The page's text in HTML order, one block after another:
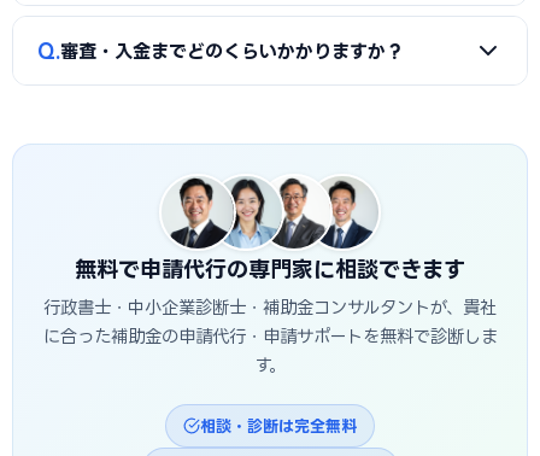
山市の地域特性や自社の強みを盛り込んだ計画書ほど高く評
価されます。申請代行はこの作り込みを専門的に支援します。
A
補助金は原則「後払い（精算払い）」です。採択後にいっ
Q 審査・入金までどのくらいかかりますか？
決定・事業実施・実績報告を経て入金されるため、申請から
入金まで半年〜1年程度かかるのが一般的です。和歌山市独自
の補助金は予算上限に達し次第終了する場合があるため、早
めの相談・申請が有利です。
無料で申請代行の専門家に相談できます
行政書士・中小企業診断士・補助金コンサルタントが、貴社
に合った補助金の申請代行・申請サポートを無料で診断しま
す。
相談・診断は完全無料